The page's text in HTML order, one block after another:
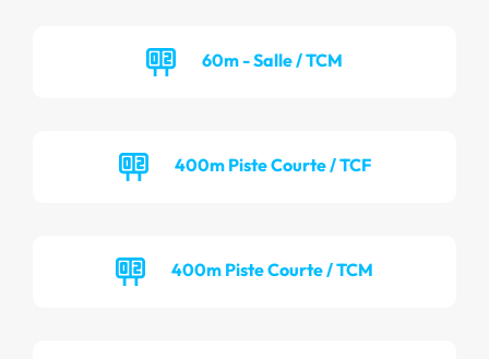
60m - Salle / TCM
400m Piste Courte / TCF
400m Piste Courte / TCM